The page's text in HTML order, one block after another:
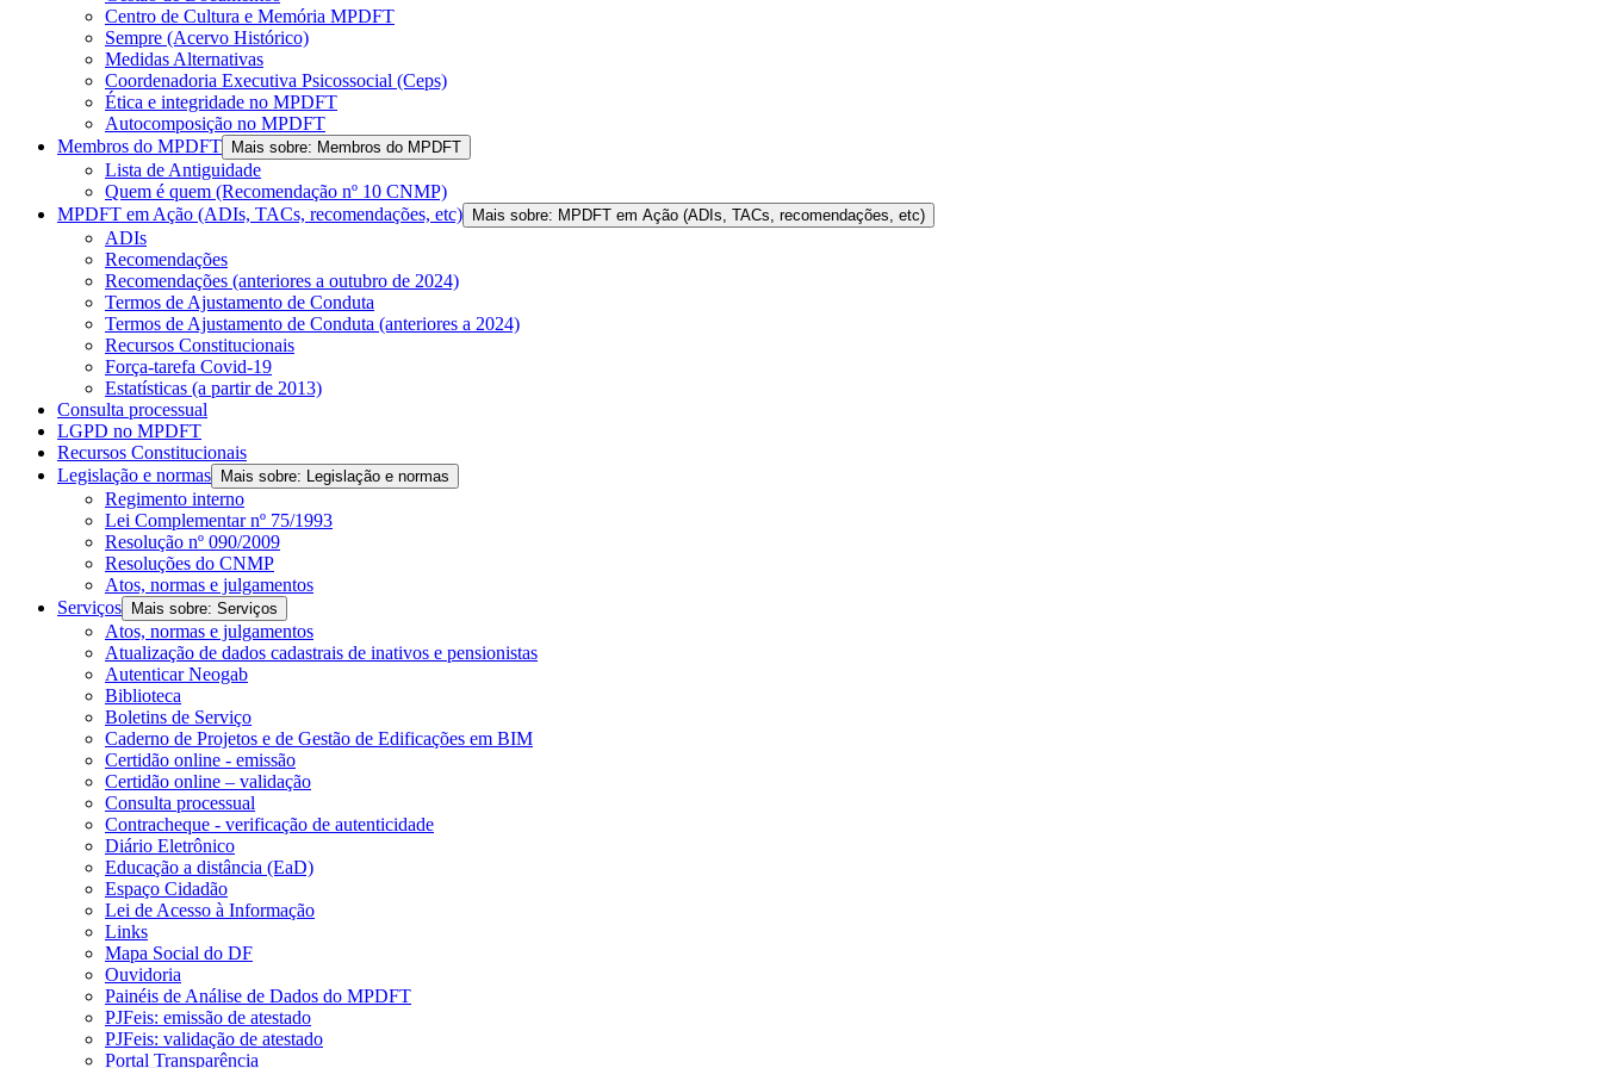
Centro de Cultura e Memória MPDFT
Sempre (Acervo Histórico)
Medidas Alternativas
Coordenadoria Executiva Psicossocial (Ceps)
Ética e integridade no MPDFT
Autocomposição no MPDFT
Membros do MPDFT
Mais sobre: Membros do MPDFT
Lista de Antiguidade
Quem é quem (Recomendação nº 10 CNMP)
MPDFT em Ação (ADIs, TACs, recomendações, etc)
Mais sobre: MPDFT em Ação (ADIs, TACs, recomendações, etc)
ADIs
Recomendações
Recomendações (anteriores a outubro de 2024)
Termos de Ajustamento de Conduta
Termos de Ajustamento de Conduta (anteriores a 2024)
Recursos Constitucionais
Força-tarefa Covid-19
Estatísticas (a partir de 2013)
Consulta processual
LGPD no MPDFT
Recursos Constitucionais
Legislação e normas
Mais sobre: Legislação e normas
Regimento interno
Lei Complementar nº 75/1993
Resolução nº 090/2009
Resoluções do CNMP
Atos, normas e julgamentos
Serviços
Mais sobre: Serviços
Atos, normas e julgamentos
Atualização de dados cadastrais de inativos e pensionistas
Autenticar Neogab
Biblioteca
Boletins de Serviço
Caderno de Projetos e de Gestão de Edificações em BIM
Certidão online - emissão
Certidão online – validação
Consulta processual
Contracheque - verificação de autenticidade
Diário Eletrônico
Educação a distância (EaD)
Espaço Cidadão
Lei de Acesso à Informação
Links
Mapa Social do DF
Ouvidoria
Painéis de Análise de Dados do MPDFT
PJFeis: emissão de atestado
PJFeis: validação de atestado
Portal Transparência